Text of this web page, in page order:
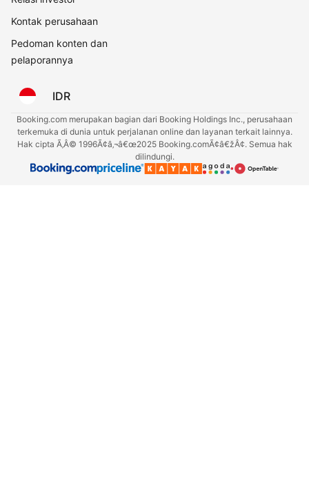
Kontak perusahaan
Pedoman konten dan
pelaporannya
IDR
Booking.com merupakan bagian dari Booking Holdings Inc., perusahaan
terkemuka di dunia untuk perjalanan online dan layanan terkait lainnya.
Hak cipta Ã‚Â© 1996Ã¢â‚¬â€œ2025 Booking.comÃ¢â€žÂ¢. Semua hak
dilindungi.